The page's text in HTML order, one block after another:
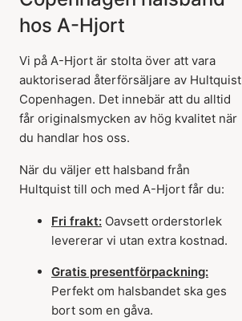
hos A-Hjort
Vi på A-Hjort är stolta över att vara
auktoriserad återförsäljare av Hultquist
Copenhagen. Det innebär att du alltid
får originalsmycken av hög kvalitet när
du handlar hos oss.
När du väljer ett halsband från
Hultquist till och med A-Hjort får du:
Fri frakt: Oavsett orderstorlek
levererar vi utan extra kostnad.
Gratis presentförpackning:
Perfekt om halsbandet ska ges
bort som en gåva.